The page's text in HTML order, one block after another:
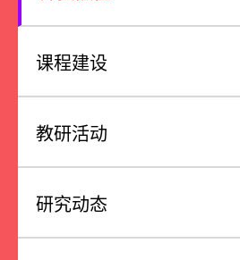
课程建设
教研活动
研究动态